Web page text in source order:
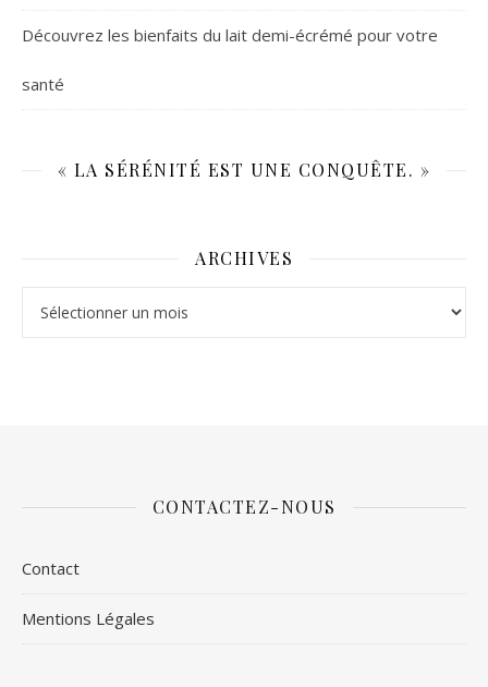
Découvrez les bienfaits du lait demi-écrémé pour votre
santé
« LA SÉRÉNITÉ EST UNE CONQUÊTE. »
ARCHIVES
CONTACTEZ-NOUS
Contact
Mentions Légales